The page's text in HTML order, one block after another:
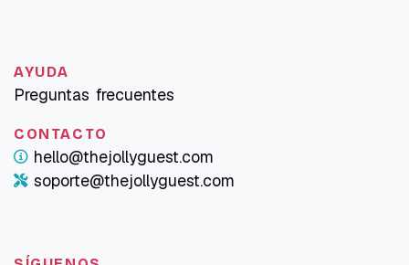
AYUDA
Preguntas frecuentes
CONTACTO
hello@thejollyguest.com
soporte@thejollyguest.com